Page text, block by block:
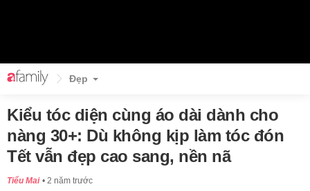
Đẹp
Kiểu tóc diện cùng áo dài dành cho
nàng 30+: Dù không kịp làm tóc đón
Tết vẫn đẹp cao sang, nền nã
Tiểu Mai 2 năm trước